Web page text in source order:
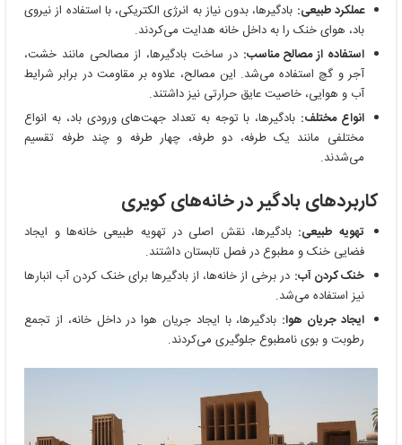
عملکرد طبیعی: بادگیرها، بدون نیاز به انرژی الکتریکی، با استفاده از نیروی
باد، هوای خنک را به داخل خانه هدایت می‌کردند.
استفاده از مصالح مناسب: در ساخت بادگیرها، از مصالحی مانند خشت،
آجر و گچ استفاده می‌شد. این مصالح، علاوه بر مقاومت در برابر شرایط
آب و هوایی، خاصیت عایق حرارتی نیز داشتند.
انواع مختلف: بادگیرها، با توجه به تعداد جهت‌های ورودی باد، به انواع
مختلفی مانند یک طرفه، دو طرفه، چهار طرفه و چند طرفه تقسیم
می‌شدند.
کاربردهای بادگیر در خانه‌های کویری
تهویه طبیعی: بادگیرها، نقش اصلی در تهویه طبیعی خانه‌ها و ایجاد
فضایی خنک و مطبوع در فصل تابستان داشتند.
خنک کردن آب: در برخی از خانه‌ها، از بادگیرها برای خنک کردن آب انبارها
نیز استفاده می‌شد.
ایجاد جریان هوا: بادگیرها، با ایجاد جریان هوا در داخل خانه، از تجمع
رطوبت و بوی نامطبوع جلوگیری می‌کردند.